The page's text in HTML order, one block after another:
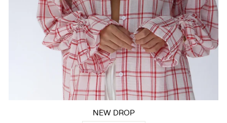
NEW DROP